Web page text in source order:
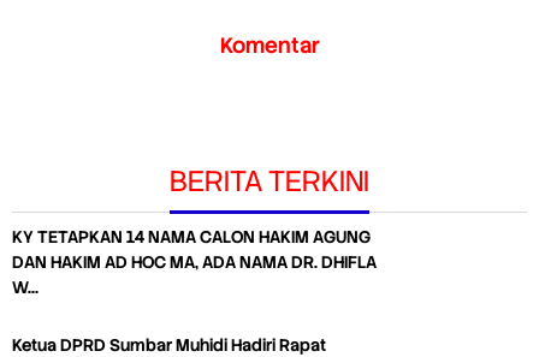
Komentar
BERITA TERKINI
KY TETAPKAN 14 NAMA CALON HAKIM AGUNG
DAN HAKIM AD HOC MA, ADA NAMA DR. DHIFLA
W…
Ketua DPRD Sumbar Muhidi Hadiri Rapat